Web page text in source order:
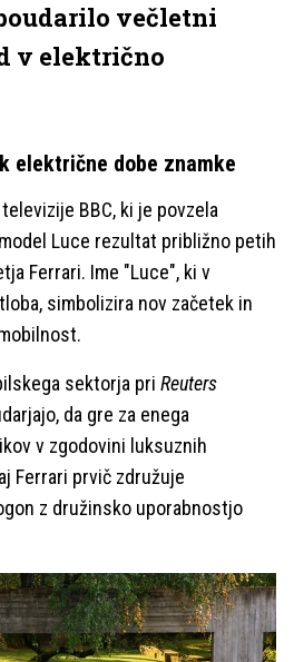
večletni
v električno
električne dobe znamke
BBC, ki je povzela
Luce rezultat približno petih
Ferrari. Ime "Luce", ki v
simbolizira nov začetek in
sektorja pri Reuters
da gre za enega
v zgodovini luksuznih
Ferrari prvič združuje
z družinsko uporabnostjo